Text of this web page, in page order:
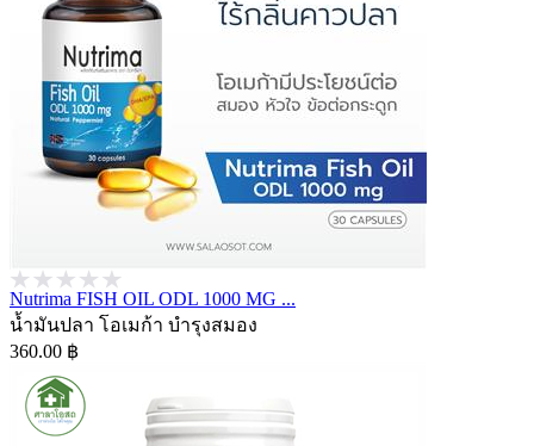
Nutrima FISH OIL ODL 1000 MG ...
น้ำมันปลา โอเมก้า บำรุงสมอง
360.00 ฿